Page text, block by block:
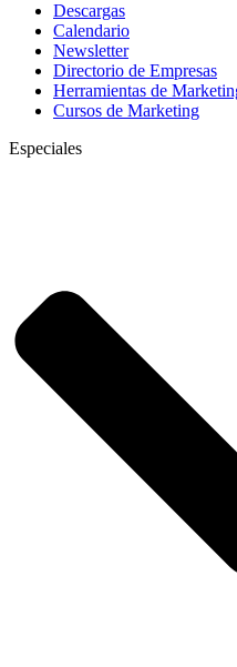
Descargas
Calendario
Newsletter
Directorio de Empresas
Herramientas de
Cursos de Marketing
Especiales